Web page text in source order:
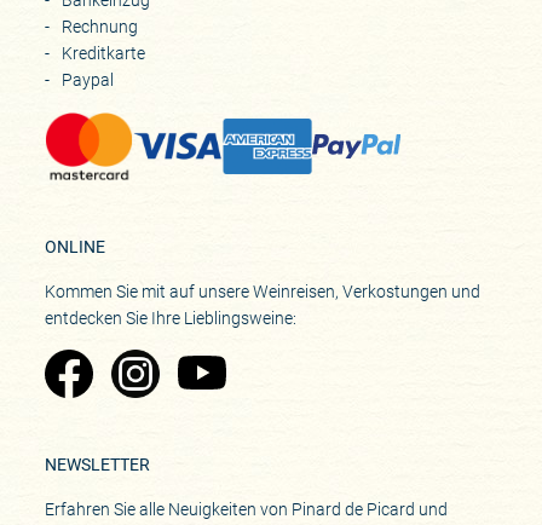
Rechnung
Kreditkarte
Paypal
ONLINE
Kommen Sie mit auf unsere Weinreisen, Verkostungen und
entdecken Sie Ihre Lieblingsweine:
Zu Pinard's Facebook-Seite
Zu Pinard's Instagram-Seite
Zu Pinard's YouTube-Seite
NEWSLETTER
Erfahren Sie alle Neuigkeiten von Pinard de Picard und